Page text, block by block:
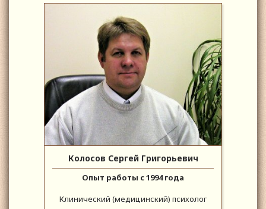
Колосов Сергей Григорьевич
Опыт работы с 1994 года
Клинический (медицинский) психолог